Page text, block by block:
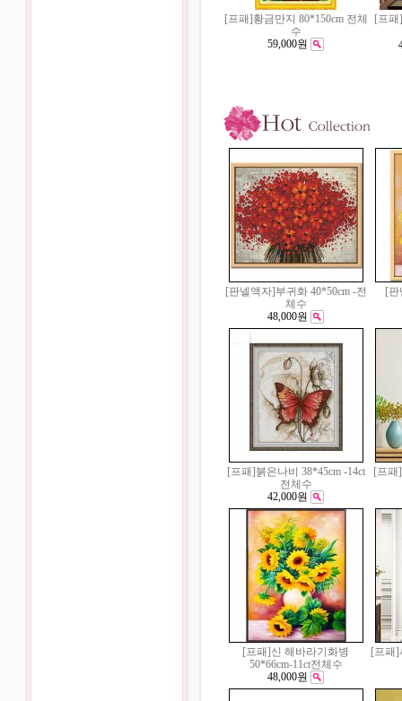
[프패]황금만지 80*150cm 전체
수
59,000원
[프패
[판넬액자]부귀화 40*50cm -전
체수
48,000원
[
[프패]붉은나비 38*45cm -14ct
전체수
42,000원
[프패
[프패]신 해바라기화병
50*66cm-11ct전체수
48,000원
[프패]